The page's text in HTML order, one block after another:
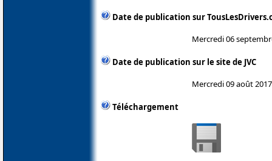
Date de publication sur
Mercredi 06
Date de publication sur le site de JVC
Mercredi 09 août 2017
Téléchargement